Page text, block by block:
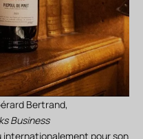
Bertrand,
Business
internationalement pour son